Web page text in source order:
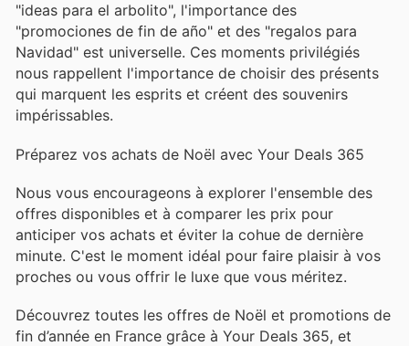
"ideas para el arbolito", l'importance des
"promociones de fin de año" et des "regalos para
Navidad" est universelle. Ces moments privilégiés
nous rappellent l'importance de choisir des présents
qui marquent les esprits et créent des souvenirs
impérissables.
Préparez vos achats de Noël avec Your Deals 365
Nous vous encourageons à explorer l'ensemble des
offres disponibles et à comparer les prix pour
anticiper vos achats et éviter la cohue de dernière
minute. C'est le moment idéal pour faire plaisir à vos
proches ou vous offrir le luxe que vous méritez.
Découvrez toutes les offres de Noël et promotions de
fin d’année en France grâce à Your Deals 365, et